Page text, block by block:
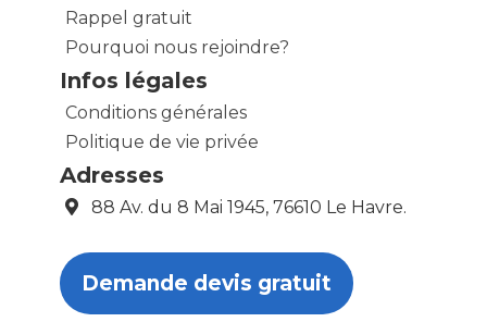
Rappel gratuit
Pourquoi nous rejoindre?
Infos légales
Conditions générales
Politique de vie privée
Adresses
88 Av. du 8 Mai 1945, 76610 Le Havre.
Demande devis gratuit